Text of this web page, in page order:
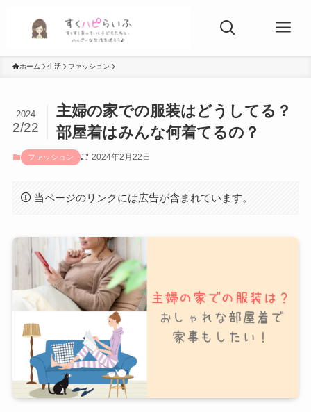
ホーム 生活 ファッション
主婦の家での服装はどうしてる？
部屋着はみんな何着てるの？
2024
2/22
ファッション 2024年2月22日
当ページのリンクには広告が含まれています。